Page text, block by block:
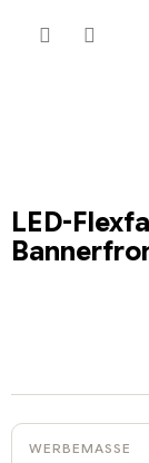
Inhalt
LED-
WERBEMASSE